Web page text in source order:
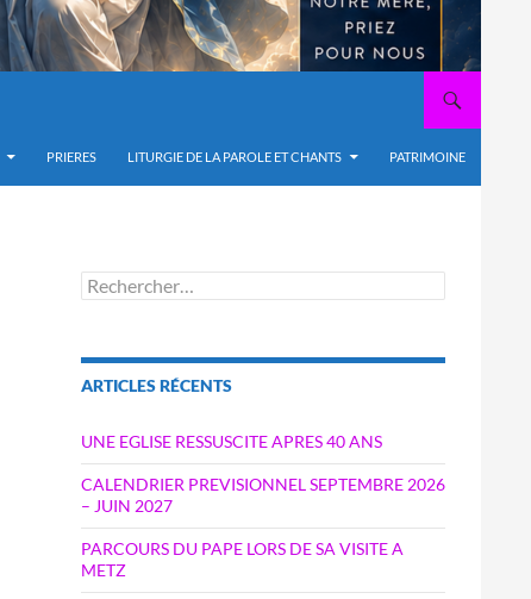
PRIERES LITURGIE DE LA PAROLE ET CHANTS PATRIMOINE
Rechercher :
ARTICLES RÉCENTS
UNE EGLISE RESSUSCITE APRES 40 ANS
CALENDRIER PREVISIONNEL SEPTEMBRE 2026
– JUIN 2027
PARCOURS DU PAPE LORS DE SA VISITE A
METZ